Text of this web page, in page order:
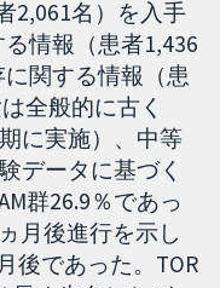
2,061名）を入手
情報（患者1,436
関する情報（患
全般的に古く
に実施）、中等
データに基づく
群26.9％であっ
月後進行を示し
後であった。TOR